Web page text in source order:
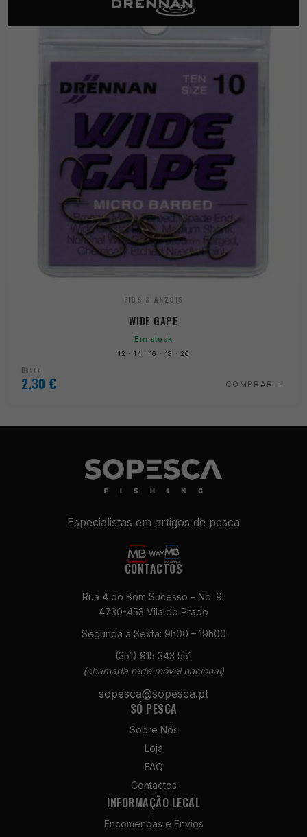
FIOS & ANZOIS
WIDE GAPE
Em stock
12 · 14 · 16 · 18 · 20
Desde
2,30 € COMPRAR
Especialistas em artigos de pesca
CONTACTOS
Rua 4 do Bom Sucesso – No. 9,
4730-453 Vila do Prado
Segunda a Sexta: 9h00 – 19h00
(351) 915 343 551
(chamada rede móvel nacional)
sopesca@sopesca.pt
SÓ PESCA
Sobre Nós
Loja
FAQ
Contactos
INFORMAÇÃO LEGAL
Encomendas e Envios
Necessários
Estes cookies
opcionais. São
funcionamento
Estatísticas
Para que
possamos